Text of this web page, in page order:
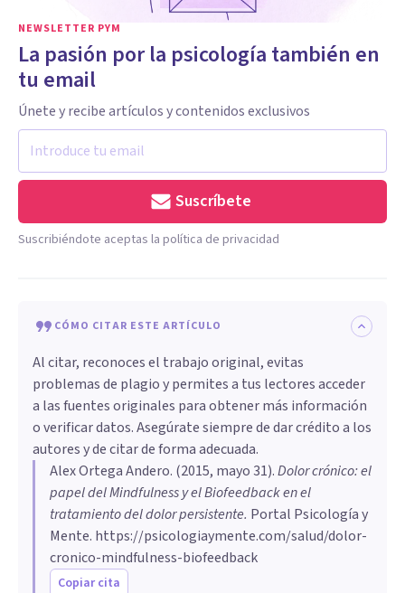
NEWSLETTER PYM
La pasión por la psicología también en
tu email
Únete y recibe artículos y contenidos exclusivos
Suscríbete
Suscribiéndote aceptas la política de privacidad
CÓMO CITAR ESTE ARTÍCULO
Al citar, reconoces el trabajo original, evitas
problemas de plagio y permites a tus lectores acceder
a las fuentes originales para obtener más información
o verificar datos. Asegúrate siempre de dar crédito a los
autores y de citar de forma adecuada.
Alex Ortega Andero. (2015, mayo 31).Dolor crónico: el
papel del Mindfulness y el Biofeedback en el
tratamiento del dolor persistente. Portal Psicología y
Mente. https://psicologiaymente.com/salud/dolor-
cronico-mindfulness-biofeedback
Copiar cita